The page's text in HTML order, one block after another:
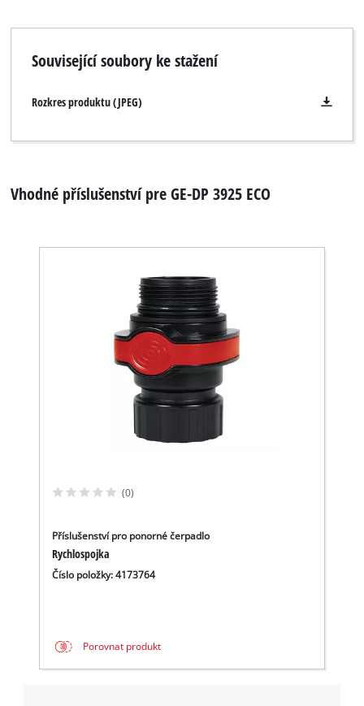
Související soubory ke stažení
Rozkres produktu (JPEG)
Vhodné příslušenství pre GE-DP 3925 ECO
(0)
Příslušenství pro ponorné čerpadlo
Rychlospojka
Číslo položky: 4173764
Porovnat produkt